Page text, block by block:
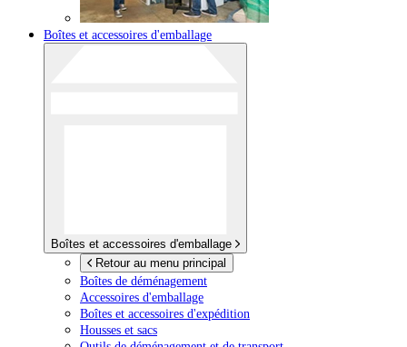
Boîtes et accessoires d'emballage
Boîtes et accessoires d'emballage
Retour au menu principal
Boîtes de déménagement
Accessoires d'emballage
Boîtes et accessoires d'expédition
Housses et sacs